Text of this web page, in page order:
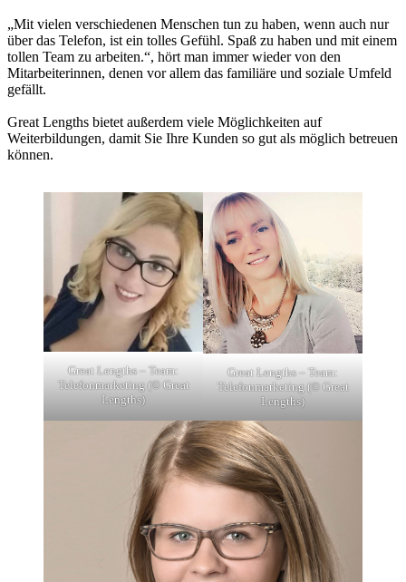
„Mit vielen verschiedenen Menschen tun zu haben, wenn auch nur
über das Telefon, ist ein tolles Gefühl. Spaß zu haben und mit einem
tollen Team zu arbeiten.“, hört man immer wieder von den
Mitarbeiterinnen, denen vor allem das familiäre und soziale Umfeld
gefällt.
Great Lengths bietet außerdem viele Möglichkeiten auf
Weiterbildungen, damit Sie Ihre Kunden so gut als möglich betreuen
können.
Great Lengths – Team:
Telefonmarketing (© Great
Lengths)
Great Lengths – Team:
Telefonmarketing (© Great
Lengths)